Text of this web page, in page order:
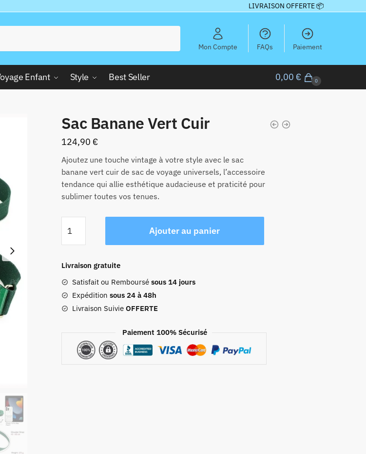
LIVRAISON OFFERTE 📦
Mon Compte FAQs Paiement
Enfant Style Best Seller 0,00 € 0
Sac Banane Vert Cuir
124,90 €
Ajoutez une touche vintage à votre style avec le sac
banane vert cuir de sac de voyage universels, l’accessoire
tendance qui allie esthétique audacieuse et praticité pour
sublimer toutes vos tenues.
de
Sac
Vert
Cuir
Ajouter au panier
Livraison gratuite
Satisfait ou Remboursé sous 14 jours
Expédition sous 24 à 48h
Livraison Suivie OFFERTE
Paiement 100% Sécurisé